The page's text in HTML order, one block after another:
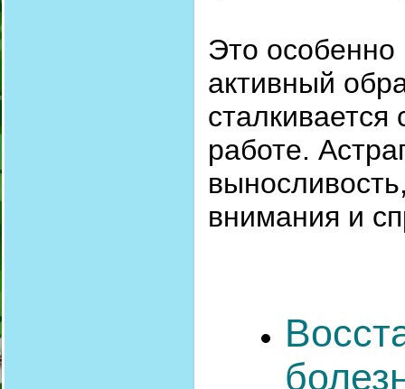
Это особенно
активный
работе.
внимания и